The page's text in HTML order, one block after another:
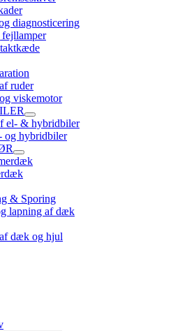
diagnosticering
ruder
viskemotor
el- & hybridbiler
og hybridbiler
& Sporing
lapning af dæk
dæk og hjul